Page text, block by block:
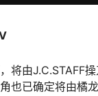
由J.C.STAFF操
也已确定将由橘